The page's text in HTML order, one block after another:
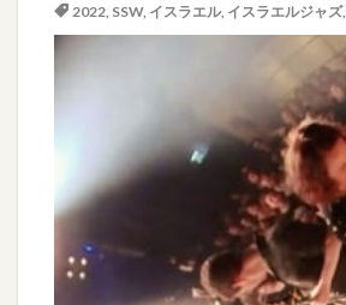
2022, SSW, イスラエル, イスラエルジャズ,